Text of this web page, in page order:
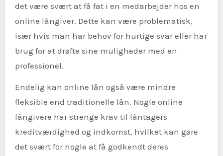
det være svært at få fat i en medarbejder hos en
online långiver. Dette kan være problematisk,
især hvis man har behov for hurtige svar eller har
brug for at drøfte sine muligheder med en
professionel.
Endelig kan online lån også være mindre
fleksible end traditionelle lån. Nogle online
långivere har strenge krav til låntagers
kreditværdighed og indkomst, hvilket kan gøre
det svært for nogle at få godkendt deres